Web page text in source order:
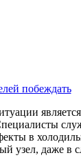
побеждать
в
узел, даже